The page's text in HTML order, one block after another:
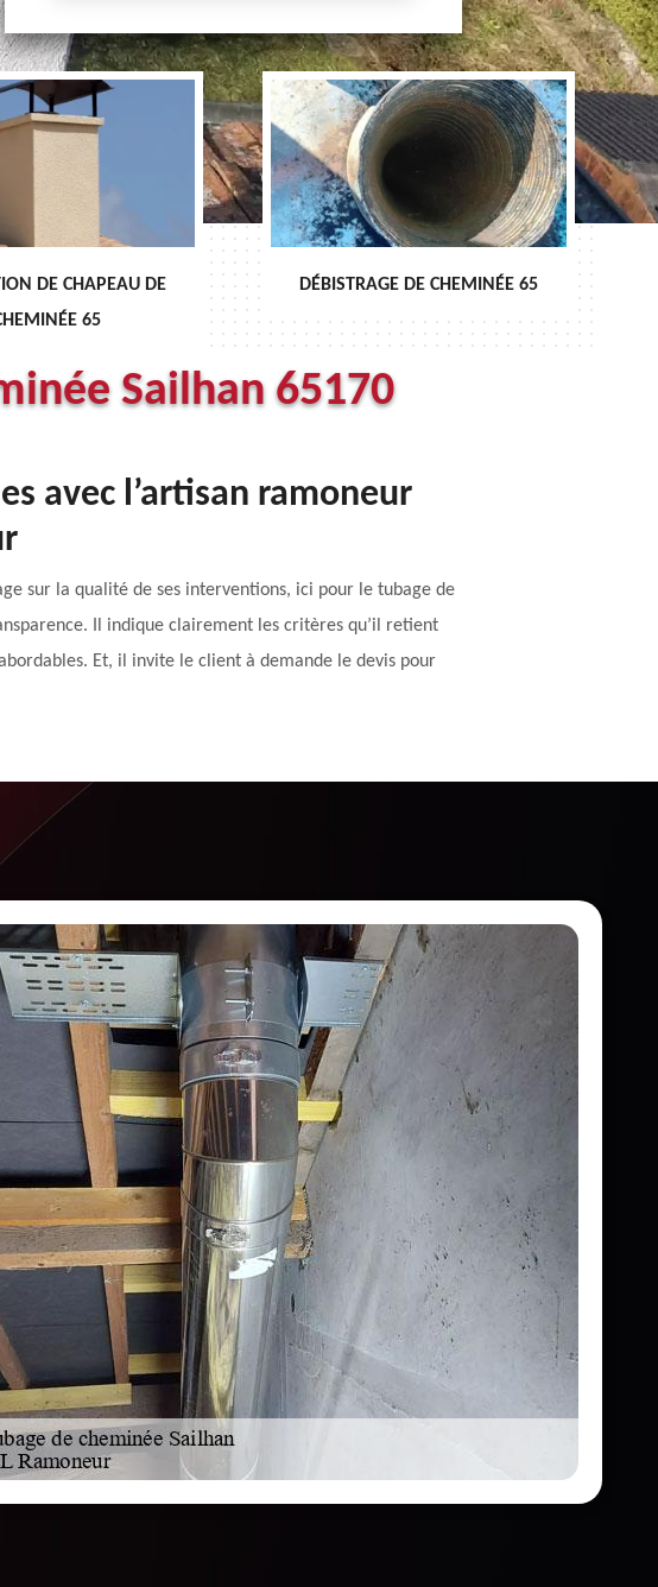
DE CHEMINÉE 65 ENTRETIEN DE CHEMINÉE 65
Sailhan 65170
avec l’artisan ramoneur
sur la qualité de ses interventions, ici pour le tubage de
Il indique clairement les critères qu’il retient
Et, il invite le client à demande le devis pour